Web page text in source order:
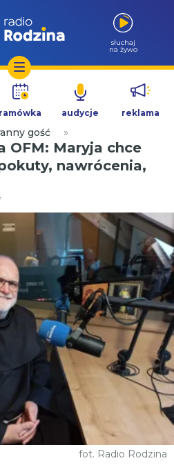
słuchaj
na żywo
ramówka audycje reklama
gość »
OFM: Maryja chce
nawrócenia,
fot. Radio Rodzina